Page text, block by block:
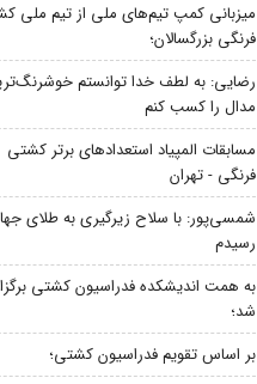
میزبانی کمپ تیم‌های ملی از تیم ملی
فرنگی بزرگسالان؛
رضایی: به لطف خدا توانستم
مدال را کسب کنم
مسابقات المپیاد استعدادهای برتر کشتی
فرنگی - تهران
شمسی‌پور: با سلاح زیرگیری به طلای
رسیدم
به همت اندیشکده فدراسیون کشتی
شد؛
بر اساس تقویم فدراسیون کشتی؛